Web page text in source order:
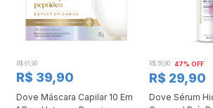
R$ 61,90
R$ 39,90
Dove Máscara Capilar 10 Em
R$ 56,90 47% OFF
R$ 29,90
Dove Sérum